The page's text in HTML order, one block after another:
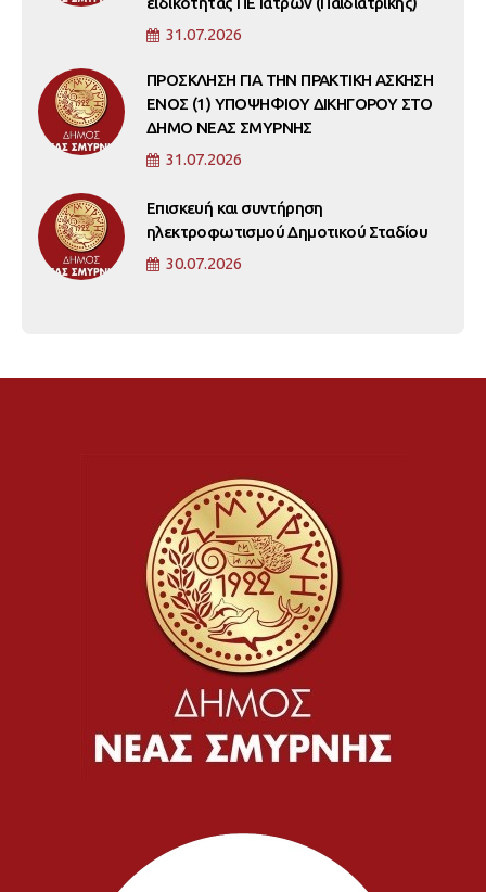
31.07.2026
ΠΡΟΣΚΛΗΣΗ ΓΙΑ ΤΗΝ ΠΡΑΚΤΙΚΗ ΑΣΚΗΣΗ
ΕΝΟΣ (1) ΥΠΟΨΗΦΙΟΥ ΔΙΚΗΓΟΡΟΥ ΣΤΟ
ΔΗΜΟ ΝΕΑΣ ΣΜΥΡΝΗΣ
31.07.2026
Επισκευή και συντήρηση
ηλεκτροφωτισμού Δημοτικού Σταδίου
30.07.2026